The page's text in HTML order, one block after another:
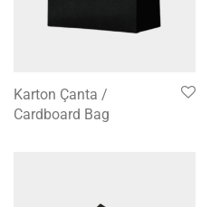
Karton Çanta /
Cardboard Bag